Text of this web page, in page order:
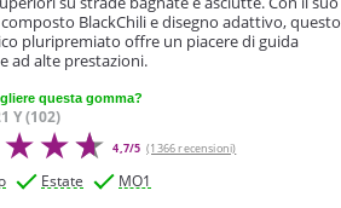
BlackChili e disegno adattivo, questo
pluripremiato offre un piacere di guida
ad alte prestazioni.
questa gomma?
Y (102)
4,7/5 (1366 recensioni)
Estate MO1